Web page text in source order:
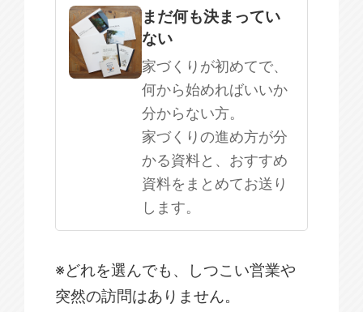
まだ何も決まってい
ない
家づくりが初めてで、
何から始めればいいか
分からない方。
家づくりの進め方が分
かる資料と、おすすめ
資料をまとめてお送り
します。
※どれを選んでも、しつこい営業や
突然の訪問はありません。